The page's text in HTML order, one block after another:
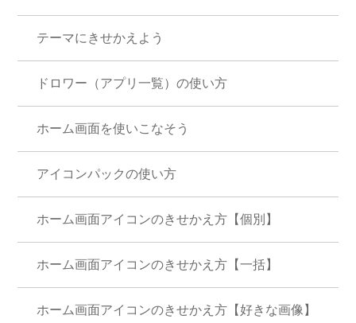
テーマにきせかえよう
ドロワー（アプリ一覧）の使い方
ホーム画面を使いこなそう
アイコンパックの使い方
ホーム画面アイコンのきせかえ方【個別】
ホーム画面アイコンのきせかえ方【一括】
ホーム画面アイコンのきせかえ方【好きな画像】